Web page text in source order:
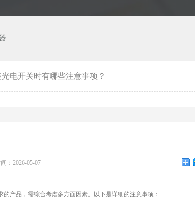
电开关时有哪些注意事项？
：2026-05-07
产品，需综合考虑多方面因素。以下是详细的注意事项：